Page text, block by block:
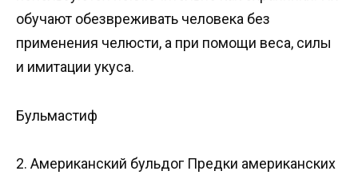
обучают обезвреживать человека без
применения челюсти, а при помощи веса, силы
и имитации укуса.
Бульмастиф
2. Американский бульдог Предки американских